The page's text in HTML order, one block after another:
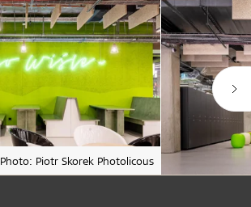
Photo: Piotr Skorek Photolicous